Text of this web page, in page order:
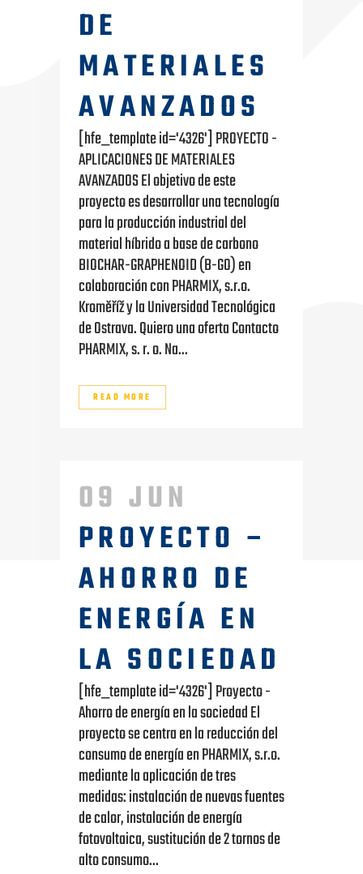
DE
MATERIALES
AVANZADOS
[hfe_template id='4326'] PROYECTO -
APLICACIONES DE MATERIALES
AVANZADOS El objetivo de este
proyecto es desarrollar una tecnología
para la producción industrial del
material híbrido a base de carbono
BIOCHAR-GRAPHENOID (B-GO) en
colaboración con PHARMIX, s.r.o.
Kroměříž y la Universidad Tecnológica
de Ostrava. Quiero una oferta Contacto
PHARMIX, s. r. o. Na...
READ MORE
09 JUN
PROYECTO –
AHORRO DE
ENERGÍA EN
LA SOCIEDAD
[hfe_template id='4326'] Proyecto -
Ahorro de energía en la sociedad El
proyecto se centra en la reducción del
consumo de energía en PHARMIX, s.r.o.
mediante la aplicación de tres
medidas: instalación de nuevas fuentes
de calor, instalación de energía
fotovoltaica, sustitución de 2 tornos de
alto consumo...